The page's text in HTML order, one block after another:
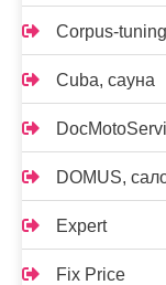
Corpus-tuning
Cuba, сауна
DOMUS,
Expert
Fix Price